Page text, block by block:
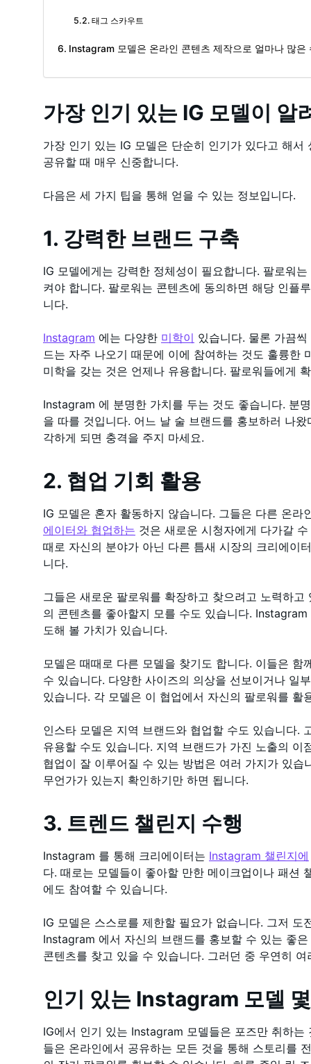
태그 스카우트
Instagram 모델은 온라인 콘텐츠 제작으로 얼마나 많은
가장 인기 있는 IG 모델이 알
가장 인기 있는 IG 모델은 단순히 인기가 있다고 해
공유할 때 매우 신중합니다.
다음은 세 가지 팁을 통해 얻을 수 있는 정보입니다.
1. 강력한 브랜드 구축
IG 모델에게는 강력한 정체성이 필요합니다. 팔로워
켜야 합니다. 팔로워는 콘텐츠에 동의하면 해당 인플
니다.
Instagram 에는 다양한 미학이 있습니다. 물론 가끔
드는 자주 나오기 때문에 이에 참여하는 것도 훌륭한
미학을 갖는 것은 언제나 유용합니다. 팔로워들에게
Instagram 에 분명한 가치를 두는 것도 좋습니다. 분
을 따를 것입니다. 어느 날 술 브랜드를 홍보하러 나
각하게 되면 충격을 주지 마세요.
2. 협업 기회 활용
IG 모델은 혼자 활동하지 않습니다. 그들은 다른 온
에이터와 협업하는 것은 새로운 시청자에게 다가갈
때로 자신의 분야가 아닌 다른 틈새 시장의 크리에이
니다.
그들은 새로운 팔로워를 확장하고 찾으려고 노력하
의 콘텐츠를 좋아할지 모를 수도 있습니다.
도해 볼 가치가 있습니다.
모델은 때때로 다른 모델을 찾기도 합니다. 이들은
수 있습니다. 다양한 사이즈의 의상을 선보이거나 일
있습니다. 각 모델은 이 협업에서 자신의 팔로워를 활
인스타 모델은 지역 브랜드와 협업할 수도 있습니다.
유용할 수도 있습니다. 지역 브랜드가 가진 노출의
협업이 잘 이루어질 수 있는 방법은 여러 가지가 있
무언가가 있는지 확인하기만 하면 됩니다.
3. 트렌드 챌린지 수행
Instagram 를 통해 크리에이터는 Instagram 챌린지에
다. 때로는 모델들이 좋아할 만한 메이크업이나 패션
에도 참여할 수 있습니다.
IG 모델은 스스로를 제한할 필요가 없습니다. 그저
Instagram 에서 자신의 브랜드를 홍보할 수 있는 좋
콘텐츠를 찾고 있을 수 있습니다. 그러던 중 우연히
인기 있는 Instagram 모델
IG에서 인기 있는 Instagram 모델들은 포즈만 취하
들은 온라인에서 공유하는 모든 것을 통해 스토리를